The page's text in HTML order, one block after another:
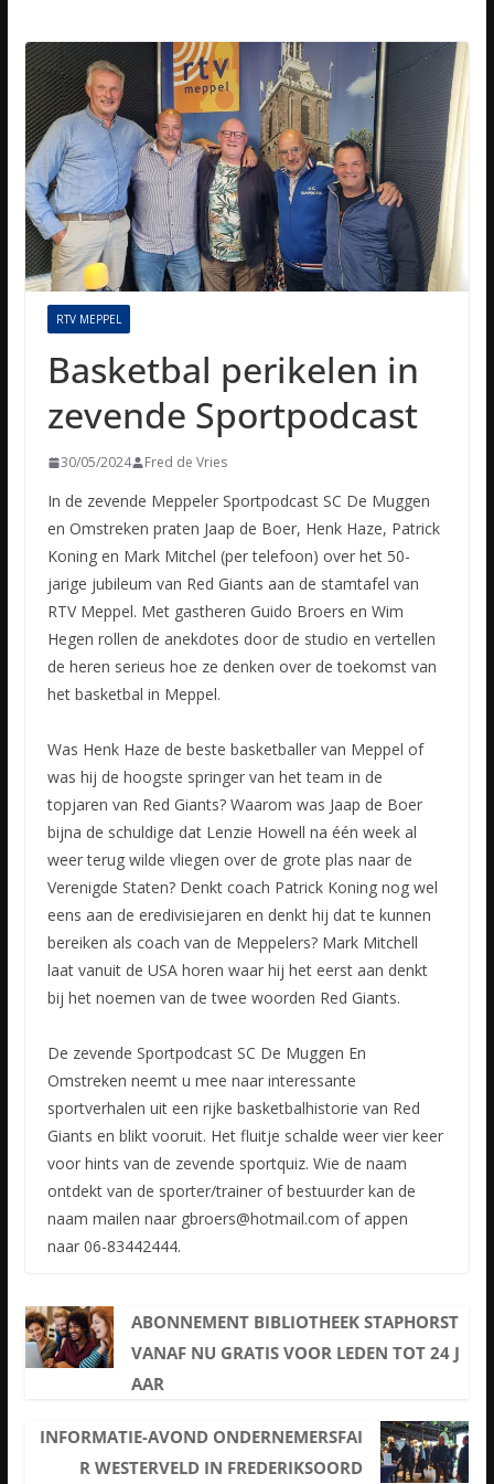
RTV MEPPEL
Basketbal perikelen in
zevende Sportpodcast
30/05/2024 Fred de Vries
In de zevende Meppeler Sportpodcast SC De Muggen
en Omstreken praten Jaap de Boer, Henk Haze, Patrick
Koning en Mark Mitchel (per telefoon) over het 50-
jarige jubileum van Red Giants aan de stamtafel van
RTV Meppel. Met gastheren Guido Broers en Wim
Hegen rollen de anekdotes door de studio en vertellen
de heren serieus hoe ze denken over de toekomst van
het basketbal in Meppel.
Was Henk Haze de beste basketballer van Meppel of
was hij de hoogste springer van het team in de
topjaren van Red Giants? Waarom was Jaap de Boer
bijna de schuldige dat Lenzie Howell na één week al
weer terug wilde vliegen over de grote plas naar de
Verenigde Staten? Denkt coach Patrick Koning nog wel
eens aan de eredivisiejaren en denkt hij dat te kunnen
bereiken als coach van de Meppelers? Mark Mitchell
laat vanuit de USA horen waar hij het eerst aan denkt
bij het noemen van de twee woorden Red Giants.
De zevende Sportpodcast SC De Muggen En
Omstreken neemt u mee naar interessante
sportverhalen uit een rijke basketbalhistorie van Red
Giants en blikt vooruit. Het fluitje schalde weer vier keer
voor hints van de zevende sportquiz. Wie de naam
ontdekt van de sporter/trainer of bestuurder kan de
naam mailen naar gbroers@hotmail.com of appen
naar 06-83442444.
ABONNEMENT BIBLIOTHEEK STAPHORST
VANAF NU GRATIS VOOR LEDEN TOT 24 J
AAR
INFORMATIE-AVOND ONDERNEMERSFAI
R WESTERVELD IN FREDERIKSOORD